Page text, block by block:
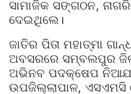
ସାମାଜିକ ସଙ୍ଗଠନ,
ଦେଇଥିଲେ।
ଜାତିର ପିତା ମହାତ୍ମା
ଅବସରରେ ସମ୍ବଲପୁର
ଅଭିନବ ପଦକ୍ଷେପ
ଉପଜିଲ୍ଲାପାଳ,